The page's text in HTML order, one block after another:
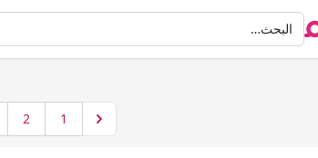
البحثالبحث…
1
2